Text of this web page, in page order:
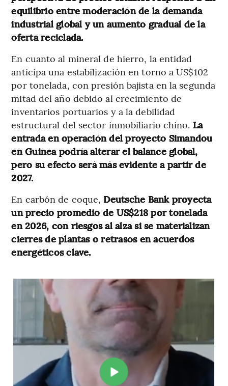
equilibrio entre moderación de la demanda
industrial global y un aumento gradual de la
oferta reciclada.
En cuanto al mineral de hierro, la entidad
anticipa una estabilización en torno a US$102
por tonelada, con presión bajista en la segunda
mitad del año debido al crecimiento de
inventarios portuarios y a la debilidad
estructural del sector inmobiliario chino. La
entrada en operación del proyecto Simandou
en Guinea podría alterar el balance global,
pero su efecto será más evidente a partir de
2027.
En carbón de coque, Deutsche Bank proyecta
un precio promedio de US$218 por tonelada
en 2026, con riesgos al alza si se materializan
cierres de plantas o retrasos en acuerdos
energéticos clave.